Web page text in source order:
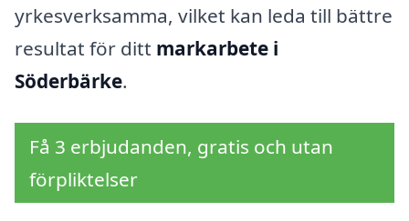
yrkesverksamma, vilket kan leda till bättre
resultat för ditt markarbete i
Söderbärke.
Få 3 erbjudanden, gratis och utan
förpliktelser